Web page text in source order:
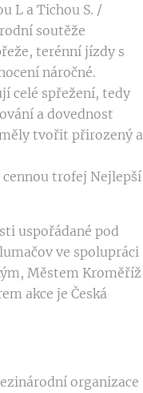
L a Tichou S. /
soutěže
terénní jízdy s
náročné.
celé spřežení, tedy
a dovednost
tvořit přirozený a
trofej Nejlepší
uspořádané pod
ve spolupráci
Městem Kroměříž
akce je Česká
organizace